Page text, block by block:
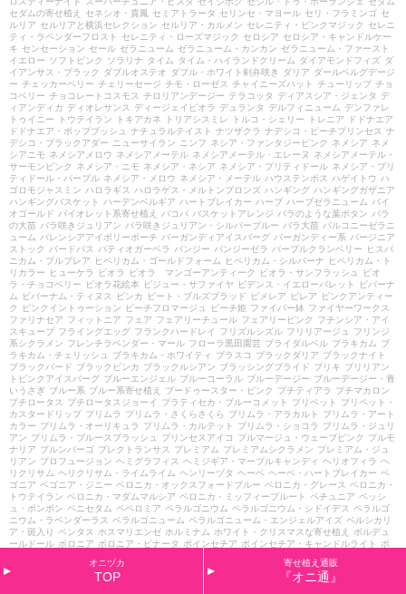
セダムの寄せ植え
セネシオ・貴鳳 セミアトラータ セリンセ・マヨール セリ・フラミンゴ セ
ルリア セルリアと横浜セレクション セルリア・カルメン セレニティ・ピンクマジック
セレニ
ティ・ラベンダーフロスト
セレニティ・ローズマジック セロシア セロシア・キャンドルケー
キ センセーション セール ゼラニューム ゼラニューム・カンカン ゼラニューム・ファースト
イエロー ソフトピンク ソラリナ タイム タイム・ハイランドクリーム ダイアモンドフィズ ダ
イアンサス・ブラック
ダブルオステオ ダブル・ホワイト剣弁咲き ダリア ダールベルグデージ
ー チェッカーベリー チェリーセージ チモ・ローゼス チャイニーズハット チューリップ チョ
コベリー チョコレートコスモス チロリアンデージー テラコッタ ディアスシア・ジェンタ
デ
ィアンディカ ディオレサンス ディージェイビオラ デュランタ デルフィニューム デンファレ
トゥイニー
トウテイラン トキアカネ トリアシスミレ トルコ・シェリー トレニア
ドドナエア
ドドナエア・ポップブッシュ
ナチュラルテイスト ナツザクラ ナデシコ・ピーチプリンセス ナ
デシコ・ブラックアダー
ニューサイラン ニンフ ネシア・ファンタジーピンク ネメシア ネメ
シアニモ ネメシアメロウ ネメシアメーテル ネメシアメーテル・エレーヌ
ネメシアメーテル・
サーモンピンク
ネメシア・ニモ ネメシア・ネシア ネメシア・プリティドール ネメシア・プリ
ティドール・パープル ネメシア・メロウ ネメシア・メーテル ハウステンボス ハゲイトウ ハ
ゴロモジャスミン ハロラギス ハロラゲス・メルトンブロンズ ハンギング ハンギングガザニア
ハンギングバスケット
ハーデンベルギア ハートブレイカー ハーブ ハーブゼラニューム バイ
オゴールド バイオレット系寄せ植え バコパ バスケットアレンジ バラのような葉ボタン バラ
の大苗 バラ咲きジュリアン バラ咲きジュリアン・シルバーブルー バラ大苗 バルコニーゼラニ
ューム バレンシアアイボリーポーチ バーガンディアイスバーグ バーガンディー系 バージニア
ストック
バードバス パティオガーベラ パンジー パンジーゼラ パープルクランベリー
ヒスパ
ニカム・プルプレア
ヒペリカム・ゴールドフォーム ヒペリカム・シルバーナ
ヒペリカム・ト
リカラー
ヒューケラ ビオラ ビオラ マンゴーアンティーク ビオラ・サンフラッシュ
ビオ
ラ・チョコベリー
ビオラ花絵本 ビジュー・サファイヤ ビデンス・イエローパレット
ビバーナ
ム
ビバーナム・ティヌス ビンカ ビート・ブルズブラッド ピメレア ピレア
ピンクアンティー
ク
ピンクイントゥーション ピーチフロマージュ ピーチ姫 ファイバー鉢 ファイヤーワークス
ファリナセア フィットニア フェア フェアリーチュール フェアリーピンク
フチンシア・アイ
スキューブ フライングエッグ フランクハードレイ フリズルシズル フリリアージュ
フリンジ
系シクラメン フレンチラベンダー・マール フローラ黒田園芸 ブライダルベル ブラキカム ブ
ラキカム・チェリッシュ
ブラキカム・ホワイティ ブラスコ ブラックダリア ブラックナイト
ブラックバード ブラックビンカ ブラックルシアン ブラッシングブライド ブリキ ブリリアン
トピンクアイスバーグ ブルーエンジェル ブルーコーラル ブルーデージー ブルーデージー・青
いうさぎ ブルー系 ブルー系寄せ植え ブードゥースター・ピンク プチティアラ
プチマカロン
プチロータス
プチロータスジョーイ プラティセカ・ブルーコメット プリペット
プリペット・
カスタードリップ プリムラ プリムラ・さくらさくら プリムラ・アラカルト
プリムラ・アート
カラー プリムラ・オーリキュラ プリムラ・カルテット プリムラ・ショコラ
プリムラ・ジュリ
アン プリムラ・ブルースプラッシュ プリンセスアイコ プルマージュ・ウェーブピンク
プルモ
ナリア プルンパーゴ プレクトランサス プレミアム プレミアムシクラメン プレミアム・ジュ
リアン プロフュージョン ヘミグラフィス ヘミジギア・マーブルキャンディ ヘリオフィラ ヘ
リクリサム ヘリクリサム・ライムライム ヘンリーヅタ ヘーベ ヘーベ・ハートブレイカー ベ
ゴニア ベゴニア・ジニー ベロニカ・オックスフォードブルー ベロニカ・グレース ベロニカ・
トウテイラン ベロニカ・マダムマルシア ベロニカ・ミッフィープルート ペチュニア ペッシ
ュ・ボンボン ペニセタム ペペロミア ペラルゴニウム ペラルゴニウム・シドイデス ペラルゴ
ニウム・ラベンダーラス ペラルゴニューム ペラルゴニューム・エンジェルアイズ ペルシカリ
ア・斑入り ペンタス ホスマリエンゼ ホルミナム ホワイト・クリスマスな寄せ植え
ボルデュ
ールドール ボロニア ボロニア・ピナータ ポインセチア ポインセチア・キャンドルライト
ポ
マトリカリア・ライム マーガレット マーガレット・ウォーターメロン
マーガレット・パーカッション マーガレット・ペパーミント
オニヅカ
TOP
寄せ植え通販
『オニ通』